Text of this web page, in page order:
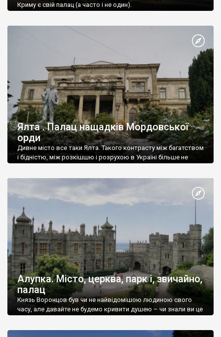
Криму є свій палац (а часто і не один).
Ялта . Палац нащадків Мордовської
орди
Дивне місто все таки Ялта. Такого контрасту між багатством
і бідністю, між розкішшю і розрухою в Україні більше не
Алупка. Місто, церква, парк і, звичайно,
палац
Князь Воронцов був чи не найвідомішою людиною свого
часу, але давайте не будемо кривити душею – чи знали ви це